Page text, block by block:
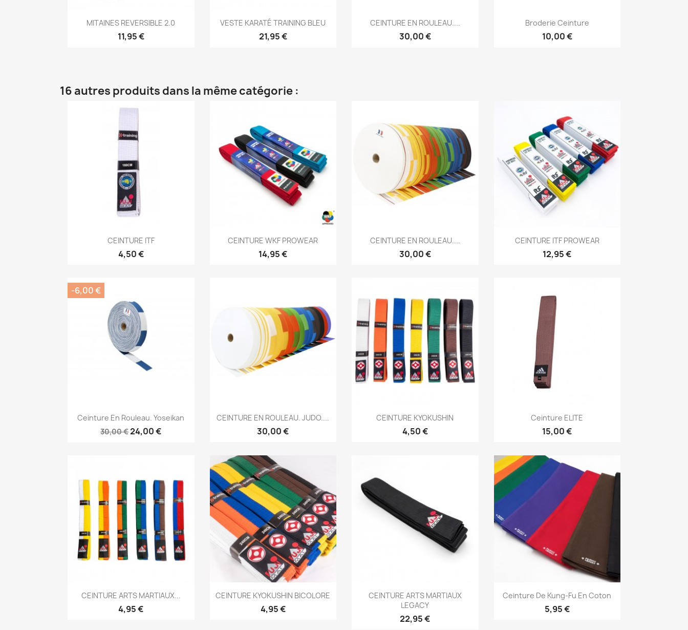
Aperçu rapide
MITAINES REVERSIBLE 2.0
11,95 €
Aperçu rapide
VESTE KARATÉ TRAINING BLEU
21,95 €
Aperçu rapide
CEINTURE EN ROULEAU....
30,00 €
Aperçu rapide
Broderie Ceinture
10,00 €
16 autres produits dans la même catégorie :
Aperçu rapide
CEINTURE ITF
4,50 €
Aperçu rapide
CEINTURE WKF PROWEAR
14,95 €
Aperçu rapide
CEINTURE EN ROULEAU....
30,00 €
Aperçu rapide
CEINTURE ITF PROWEAR
12,95 €
Aperçu rapide
Ceinture En Rouleau. Yoseikan
30,00 €24,00 €
-6,00 €
Aperçu rapide
CEINTURE EN ROULEAU. JUDO....
30,00 €
Aperçu rapide
CEINTURE KYOKUSHIN
4,50 €
Aperçu rapide
Ceinture ELITE
15,00 €
Aperçu rapide
CEINTURE ARTS MARTIAUX...
4,95 €
Aperçu rapide
CEINTURE KYOKUSHIN BICOLORE
4,95 €
 Aperçu rapide
CEINTURE ARTS MARTIAUX
LEGACY
22,95 €
 Aperçu rapide
Ceinture De Kung-Fu En Coton
5,95 €